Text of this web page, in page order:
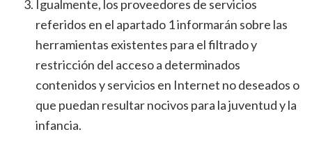
Igualmente, los proveedores de servicios
referidos en el apartado 1 informarán sobre las
herramientas existentes para el filtrado y
restricción del acceso a determinados
contenidos y servicios en Internet no deseados o
que puedan resultar nocivos para la juventud y la
infancia.